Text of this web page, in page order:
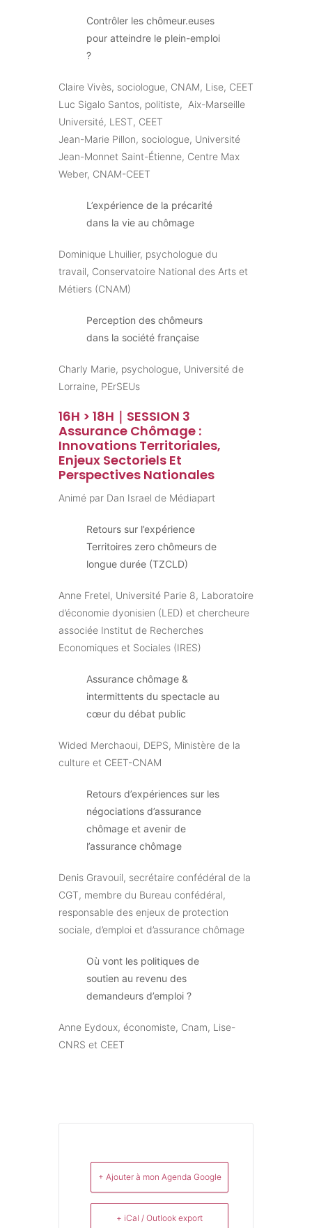
Contrôler les chômeur.euses
pour atteindre le plein-emploi
?
Claire Vivès, sociologue, CNAM, Lise, CEET
Luc Sigalo Santos, politiste, Aix-Marseille
Université, LEST, CEET
Jean-Marie Pillon, sociologue, Université
Jean-Monnet Saint-Étienne, Centre Max
Weber, CNAM-CEET
L’expérience de la précarité
dans la vie au chômage
Dominique Lhuilier, psychologue du
travail, Conservatoire National des Arts et
Métiers (CNAM)
Perception des chômeurs
dans la société française
Charly Marie, psychologue, Université de
Lorraine, PErSEUs
16H > 18H｜SESSION 3
Assurance Chômage :
Innovations Territoriales,
Enjeux Sectoriels Et
Perspectives Nationales
Animé par Dan Israel de Médiapart
Retours sur l’expérience
Territoires zero chômeurs de
longue durée (TZCLD)
Anne Fretel, Université Parie 8, Laboratoire
d’économie dyonisien (LED) et chercheure
associée Institut de Recherches
Economiques et Sociales (IRES)
Assurance chômage &
intermittents du spectacle au
cœur du débat public
Wided Merchaoui, DEPS, Ministère de la
culture et CEET-CNAM
Retours d’expériences sur les
négociations d’assurance
chômage et avenir de
l’assurance chômage
Denis Gravouil, secrétaire confédéral de la
CGT, membre du Bureau confédéral,
responsable des enjeux de protection
sociale, d’emploi et d’assurance chômage
Où vont les politiques de
soutien au revenu des
demandeurs d’emploi ?
Anne Eydoux, économiste, Cnam, Lise-
CNRS et CEET
+ Ajouter à mon Agenda Google
+ iCal / Outlook export